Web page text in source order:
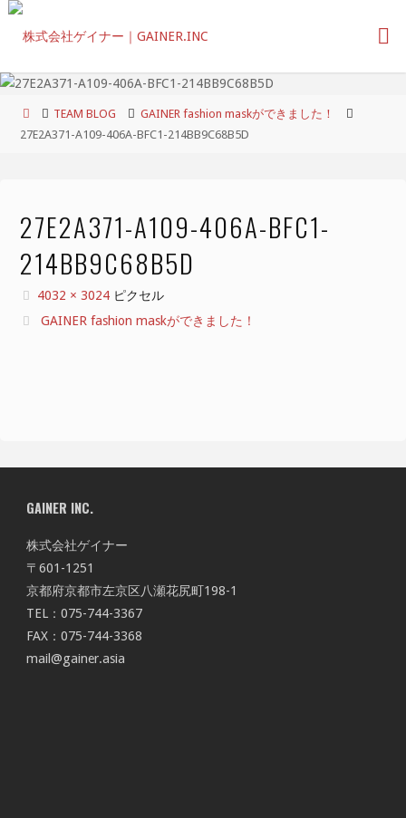
コ
ン
ホ
ー
TEAM BLOG
GAINER fashion maskができました！
27E2A371-A109-406A-BFC1-214BB9C68B5D
27E2A371-A109-406A-BFC1-
214BB9C68B5D
フ
ル
4032 × 3024 ピクセル
GAINER fashion maskができました！
GAINER INC.
株式会社ゲイナー
〒601-1251
京都府京都市左京区八瀬花尻町198-1
TEL：075-744-3367
FAX：075-744-3368
mail@gainer.asia